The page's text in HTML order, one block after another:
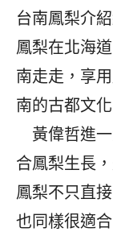
台南鳳梨介
鳳梨在北海
南走走，享
南的古都文化
黃偉哲進一
合鳳梨生長
鳳梨不只直
也同樣很適